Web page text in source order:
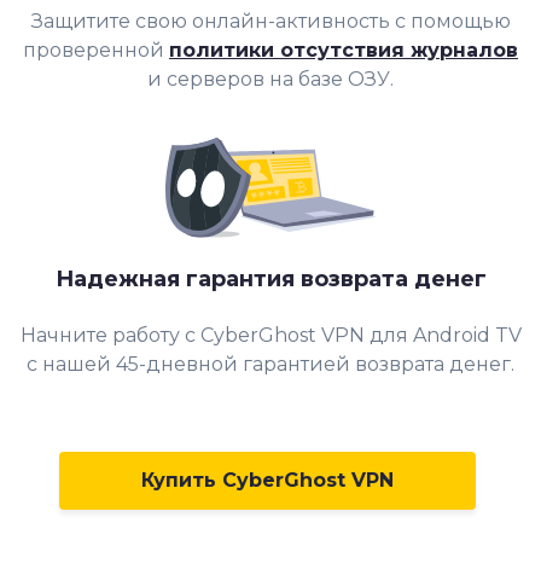
Защитите свою онлайн-активность с помощью
проверенной политики отсутствия журналов
и серверов на базе ОЗУ.
Надежная гарантия возврата денег
Начните работу с CyberGhost VPN для Android TV
с нашей 45-дневной гарантией возврата денег.
Купить CyberGhost VPN